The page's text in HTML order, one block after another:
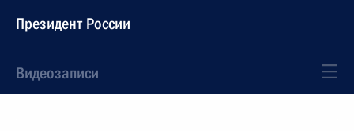
Президент России
Видеозаписи